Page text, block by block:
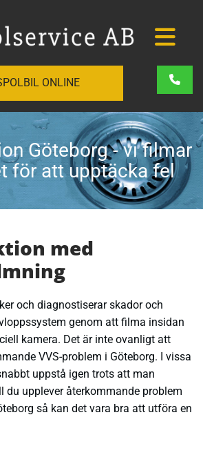
ONLINE
Göteborg - vi filmar
för att upptäcka fel
med
och diagnostiserar skador och
genom att filma insidan
kamera. Det är inte ovanligt att
VVS-problem i Göteborg. I vissa
uppstå igen trots att man
du upplever återkommande problem
så kan det vara bra att utföra en